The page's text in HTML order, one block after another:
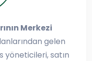
Merkezi
gelen
yöneticileri, satın